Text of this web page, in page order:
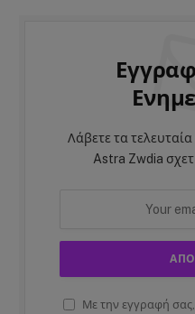
Λάβετε τα
Astra Zwdia
Με την εγγραφή